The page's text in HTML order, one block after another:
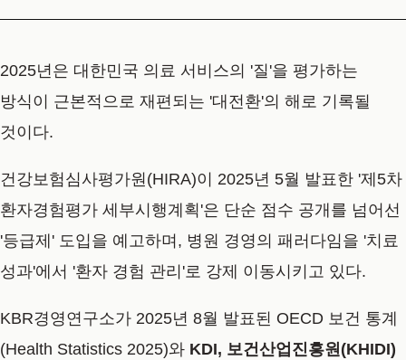
2025년은 대한민국 의료 서비스의 '질'을 평가하는
방식이 근본적으로 재편되는 '대전환'의 해로 기록될
것이다.
건강보험심사평가원(HIRA)이 2025년 5월 발표한 '제5차
환자경험평가 세부시행계획'은 단순 점수 공개를 넘어선
'등급제' 도입을 예고하며, 병원 경영의 패러다임을 '치료
성과'에서 '환자 경험 관리'로 강제 이동시키고 있다.
KBR경영연구소가 2025년 8월 발표된 OECD 보건 통계
(Health Statistics 2025)와 KDI, 보건산업진흥원(KHIDI)